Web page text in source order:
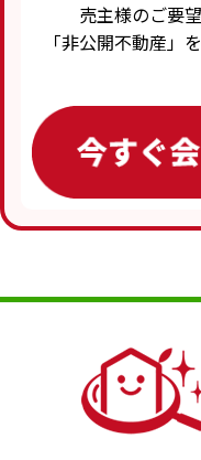
売主様のご要
「非公開不動産」